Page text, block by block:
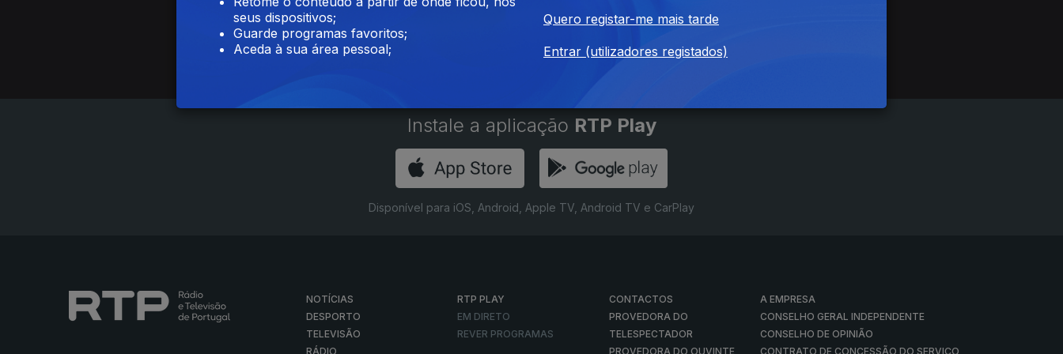
Saxl & Henri Solomon
Instale a aplicação RTP Play
Disponível para iOS, Android, Apple TV, Android TV e CarPlay
NOTÍCIAS
DESPORTO
TELEVISÃO
RÁDIO
RTP PLAY
EM DIRETO
REVER PROGRAMAS
CONTACTOS
PROVEDORA DO
TELESPECTADOR
PROVEDORA DO OUVINTE
A EMPRESA
CONSELHO GERAL INDEPENDENTE
CONSELHO DE OPINIÃO
CONTRATO DE CONCESSÃO DO SERVIÇO
seus dispositivos;
Guarde programas favoritos;
Aceda à sua área pessoal;
Quero registar-me mais tarde
Entrar (utilizadores registados)